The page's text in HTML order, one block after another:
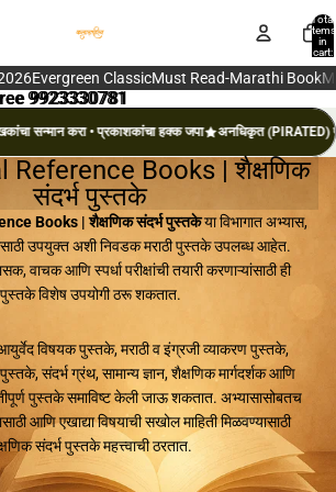
Total
items
in
cart:
Evergreen ClassicMust Read-Marathi Book
9923330781
9923330781
सन्मान करा • प्रकाशकांचा हक्क जपा अनधिकृत (PIRATED)
Reference Books | शैक्षणिक
संदर्भ पुस्तके
Books | शैक्षणिक संदर्भ पुस्तकेया विभागात अभ्यास,
उपयुक्त अशी निवडक मराठी पुस्तके उपलब्ध आहेत.
वाचक आणि स्पर्धा परीक्षांची तयारी करणाऱ्यांसाठी ही
पुस्तके विशेष उपयोगी ठरू शकतात.
विषयक पुस्तके, मराठी व इंग्रजी व्याकरण पुस्तके,
संदर्भ ग्रंथ, सामान्य ज्ञान, शैक्षणिक मार्गदर्शक आणि
पुस्तके समाविष्ट केली जाऊ शकतात. अभ्यासासोबतच
आणि एखाद्या विषयाची सखोल माहिती मिळवण्यासाठी
संदर्भ पुस्तके महत्त्वाची ठरतात.